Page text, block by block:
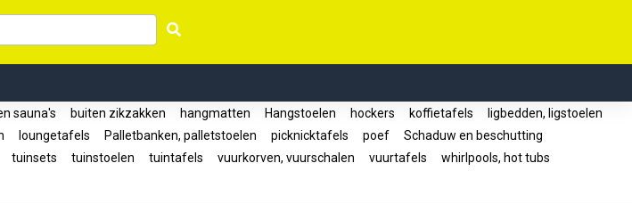
sauna's buiten zikzakken hangmatten Hangstoelen hockers koffietafels
ligbedden, ligstoelen
loungetafels Palletbanken, palletstoelen picknicktafels poef
Schaduw en beschutting
tuinsets tuinstoelen tuintafels vuurkorven, vuurschalen vuurtafels
whirlpools, hot tubs